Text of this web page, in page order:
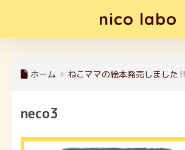
nico labo
ホーム ねこママの絵本発売しました‼
neco3